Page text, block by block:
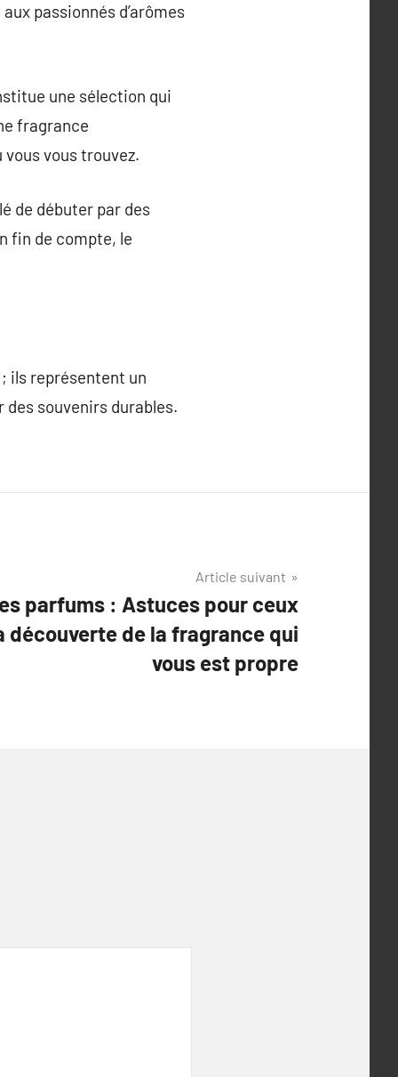
passionnés d’arômes
une sélection qui
fragrance
vous trouvez.
de débuter par des
fin de compte, le
ils représentent un
des souvenirs durables.
Article suivant
parfums : Astuces pour ceux
découverte de la fragrance qui
vous est propre